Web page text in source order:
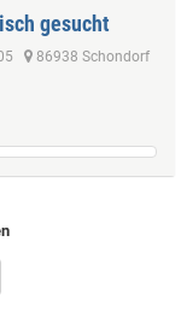
gesucht
86938 Schondorf